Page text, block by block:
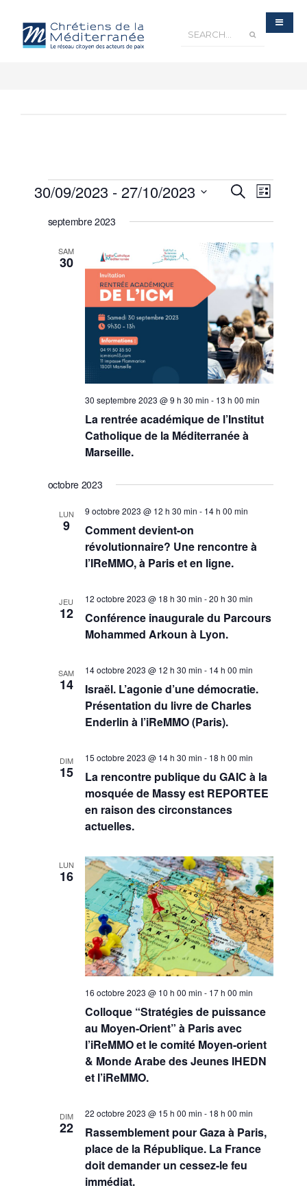
Recherche
et
navigation
Recherche
de
Liste
30/09/2023 - 27/10/2023
uneseptembre 2023
SAM
30
La rentrée académique de l’Institut
Catholique de la Méditerranée à
Marseille.
30 septembre 2023 @ 9 h 30 min - 13 h 00 min
octobre 2023
LUN
9
Comment devient-on
révolutionnaire? Une rencontre à
l’IReMMO, à Paris et en ligne.
9 octobre 2023 @ 12 h 30 min - 14 h 00 min
JEU
12
Conférence inaugurale du Parcours
Mohammed Arkoun à Lyon.
12 octobre 2023 @ 18 h 30 min -20 h 30 min
SAM
14
Israël. L’agonie d’une démocratie.
Présentation du livre de Charles
Enderlin à l’iReMMO (Paris).
14 octobre 2023 @ 12 h 30 min - 14 h 00 min
DIM
15
La rencontre publique du GAIC à la
mosquée de Massy est REPORTEE
en raison des circonstances
actuelles.
15 octobre 2023 @ 14 h 30 min - 18 h 00 min
LUN
16
Colloque “Stratégies de puissance
au Moyen-Orient” à Paris avec
l’iReMMO et le comité Moyen-orient
& Monde Arabe des Jeunes IHEDN
et l’iReMMO.
16 octobre 2023 @ 10 h 00 min - 17 h 00 min
DIM
22
Rassemblement pour Gaza à Paris,
place de la République. La France
doit demander un cessez-le feu
immédiat.
22 octobre 2023 @ 15 h 00 min - 18 h 00 min